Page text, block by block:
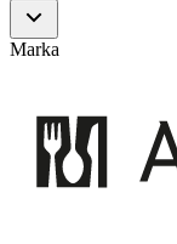
Marka